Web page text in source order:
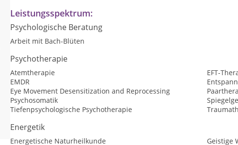
Leistungsspektrum:
Psychologische Beratung
Arbeit mit Bach-Blüten
Psychotherapie
Atemtherapie
EFT-
EMDR
Eye Movement Desensitization and Reprocessing
Psychosomatik
Tiefenpsychologische Psychotherapie
Energetik
Energetische Naturheilkunde
Geistige